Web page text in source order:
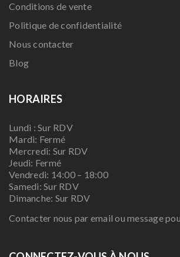
Conditions de vente
Politique de confidentialité
Nous contacter
Blog
HORAIRES
Lundi : Sur RDV
Mardi: Fermé
Mercredi: Sur RDV
Jeudi: Fermé
Vendredi: 14:00 – 18:00
Samedi: Sur RDV
Dimanche: Sur RDV
Contacter nous par email ou message